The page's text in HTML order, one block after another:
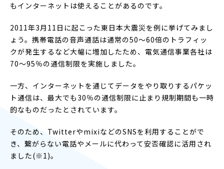
もインターネットは使えることがあるのです。
2011年3月11日に起こった東日本大震災を例に挙げてみまし
ょう。携帯電話の音声通話は通常の50〜60倍のトラフィッ
クが発生するなど大幅に増加したため、電気通信事業各社は
70〜95％の通信制限を実施しました。
一方、インターネットを通じてデータをやり取りするパケッ
ト通信は、最大でも30％の通信制限に止まり規制期間も一時
的なものだったとされています。
そのため、TwitterやmixiなどのSNSを利用することがで
き、繋がらない電話やメールに代わって安否確認に活用され
ました(※1)。